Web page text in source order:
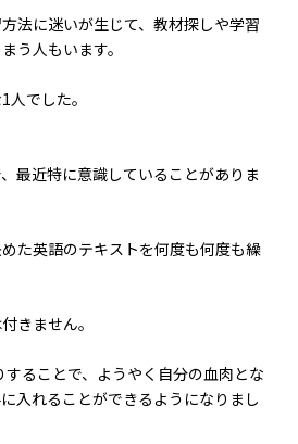
法に迷いが生じて、教材探しや学習
う人もいます。
でした。
最近特に意識していることがありま
た英語のテキストを何度も何度も繰
きません。
ることで、ようやく自分の血肉とな
入れることができるようになりまし